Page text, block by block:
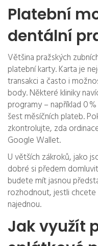
Platební
dentální
Většina pražských
platební karty. Karta je
transakci a často i
body. Některé kliniky
programy – například 0
šest měsíčních plateb.
zkontrolujte, zda
Google Wallet.
U větších zákroků, jako
dobré si předem
budete mít jasnou
rozhodnout, jestli
najednou.
Jak využít